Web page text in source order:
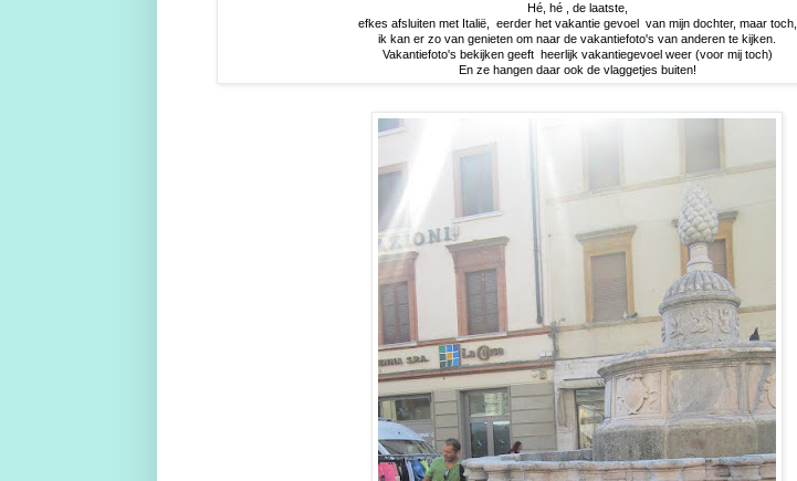
Hé, hé , de laatste,
efkes afsluiten met Italië, eerder het vakantie gevoel van mijn dochter, maar toch,
ik kan er zo van genieten om naar de vakantiefoto's van anderen te kijken.
Vakantiefoto's bekijken geeft heerlijk vakantiegevoel weer (voor mij toch)
En ze hangen daar ook de vlaggetjes buiten!